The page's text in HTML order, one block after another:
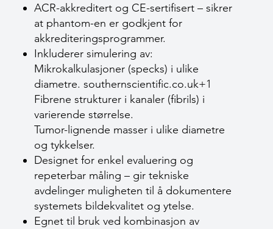
ACR-akkreditert og CE-sertifisert – sikrer
at phantom-en er godkjent for
akkrediteringsprogrammer.
Inkluderer simulering av:
Mikrokalkulasjoner (specks) i ulike
diametre. southernscientific.co.uk+1
Fibrene strukturer i kanaler (fibrils) i
varierende størrelse.
Tumor-lignende masser i ulike diametre
og tykkelser.
Designet for enkel evaluering og
repeterbar måling – gir tekniske
avdelinger muligheten til å dokumentere
systemets bildekvalitet og ytelse.
Egnet til bruk ved kombinasjon av